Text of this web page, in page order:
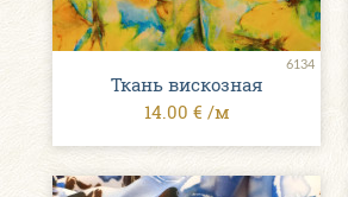
6134
Ткань вискозная
14.00 € /м